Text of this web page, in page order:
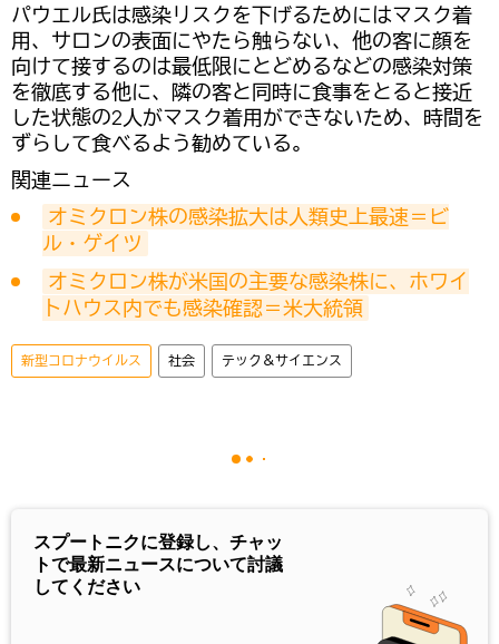
パウエル氏は感染リスクを下げるためにはマスク着
用、サロンの表面にやたら触らない、他の客に顔を
向けて接するのは最低限にとどめるなどの感染対策
を徹底する他に、隣の客と同時に食事をとると接近
した状態の2人がマスク着用ができないため、時間を
ずらして食べるよう勧めている。
関連ニュース
オミクロン株の感染拡大は人類史上最速＝ビ
ル・ゲイツ
オミクロン株が米国の主要な感染株に、ホワイ
トハウス内でも感染確認＝米大統領
新型コロナウイルス 社会 テック＆サイエンス
スプートニクに登録し、チャッ
トで最新ニュースについて討議
してください